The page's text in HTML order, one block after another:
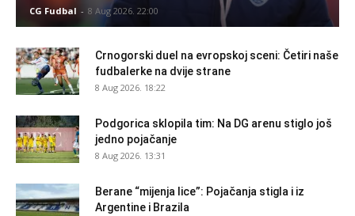
CG Fudbal - 8 Aug 2026. 22:00
Crnogorski duel na evropskoj sceni: Četiri naše
fudbalerke na dvije strane
8 Aug 2026. 18:22
Podgorica sklopila tim: Na DG arenu stiglo još
jedno pojačanje
8 Aug 2026. 13:31
Berane “mijenja lice”: Pojačanja stigla i iz
Argentine i Brazila